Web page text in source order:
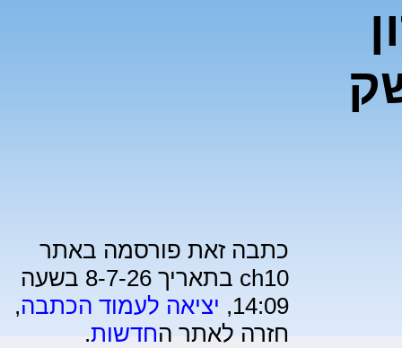
כתבה זאת פורסמה באתר
ch10 בתאריך 8-7-26 בשעה
14:09, יציאה לעמוד הכתבה,
חזרה לאתר החדשות.